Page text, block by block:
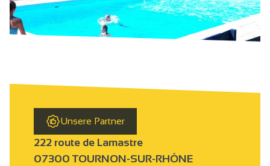
Unsere Partner
222 route de Lamastre
07300 TOURNON-SUR-RHÔNE